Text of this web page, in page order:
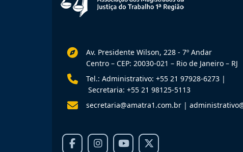
Av. Presidente Wilson, 228 - 7º Andar
Centro – CEP: 20030-021 – Rio de Janeiro – RJ
Tel.: Administrativo: +55 21 97928-6273 |
Secretaria: +55 21 98125-5113
secretaria@amatra1.com.br |